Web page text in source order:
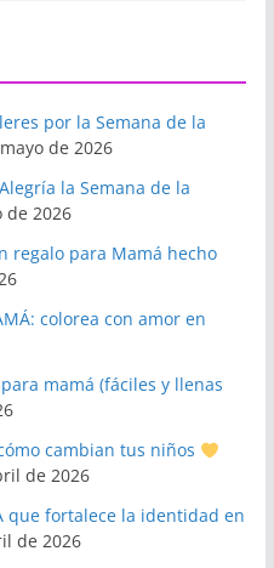
por la Semana de la
de 2026
la Semana de la
de 2026
regalo para Mamá hecho
colorea con amor en
mamá (fáciles y llenas
cambian tus niños
de 2026
que fortalece la identidad en
de 2026